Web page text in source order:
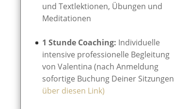
und Textlektionen, Übungen und
Meditationen
1 Stunde Coaching: Individuelle
intensive professionelle Begleitung
von Valentina (nach Anmeldung
sofortige Buchung Deiner Sitzungen
über diesen Link)